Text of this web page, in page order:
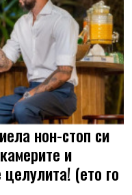
нон-стоп си
и
(ето го